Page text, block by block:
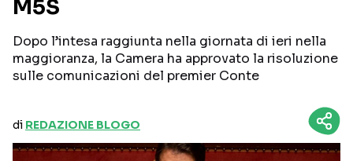
M5S
Dopo l’intesa raggiunta nella giornata di ieri nella
maggioranza, la Camera ha approvato la risoluzione
sulle comunicazioni del premier Conte
di REDAZIONE BLOGO